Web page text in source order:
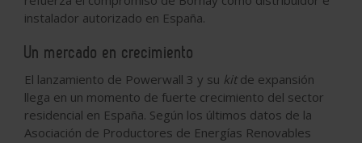
instalador autorizado en España.
Un mercado en crecimiento
El lanzamiento de Powerwall 3 y su kitde expansión
llega en un momento de fuerte crecimiento del sector
residencial en España. Según los últimos datos de la
Asociación de Productores de Energías Renovables